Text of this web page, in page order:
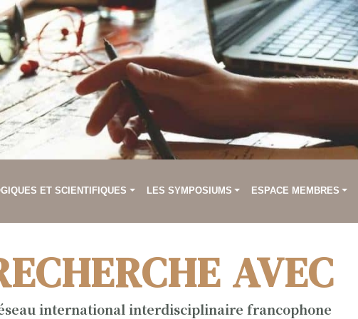
ET SCIENTIFIQUES LES SYMPOSIUMS ESPACE MEMBRES
AVEC
international interdisciplinaire francophone